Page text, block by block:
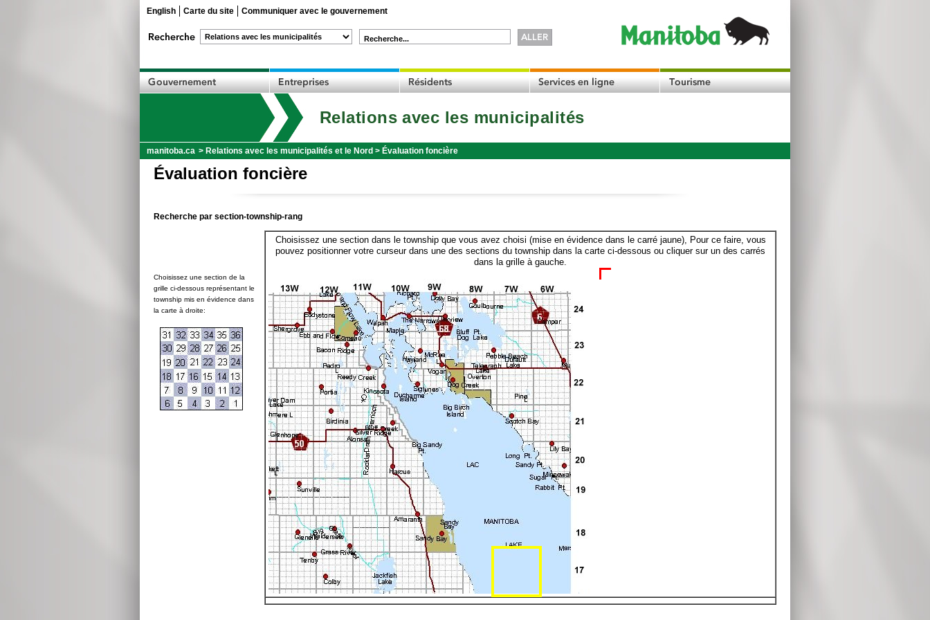
English Carte du site Communiquer avec le gouvernement
Recherche...
Relations avec les municipalités
manitoba.ca > Relations avec les municipalités et le Nord > Évaluation foncière
Évaluation foncière
Recherche par section-township-rang
Choisissez une section de la
grille ci-dessous représentant le
township mis en évidence dans
la carte à droite:
Choisissez une section dans le township que vous avez choisi (mise en évidence dans le carré jaune), Pour ce faire, vous
pouvez positionner votre curseur dans une des sections du township dans la carte ci-dessous ou cliquer sur un des carrés
dans la grille à gauche.